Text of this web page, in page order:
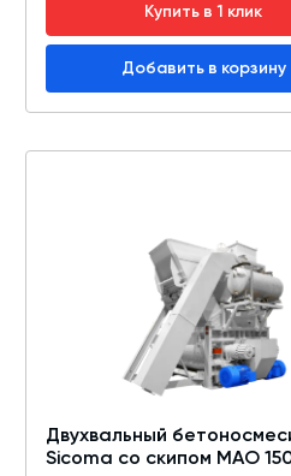
Купить в 1 клик
Добавить в корзину
Двухвальный
Sicoma со скипом MAO